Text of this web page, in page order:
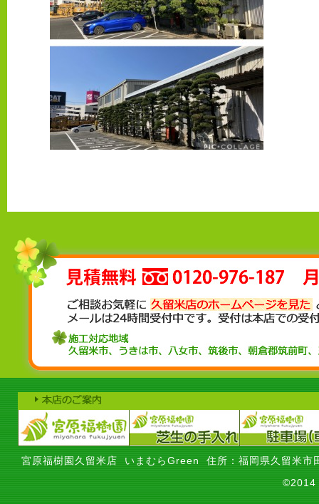
宮原福樹園久留米店 いまむらGreen 住所：福岡県久留米市
©2014